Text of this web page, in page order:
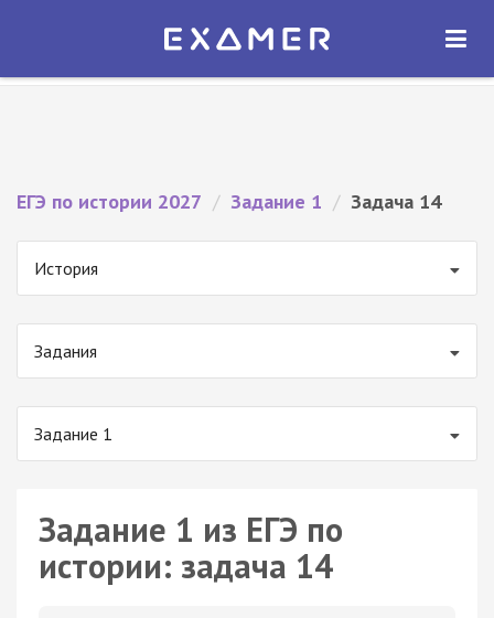
Экзамер — ЕГЭ 2027
ОТКРЫТЬ
ЕГЭ по истории 2027 / Задание 1 / Задача 14
История
Задания
Задание 1
Задание 1 из ЕГЭ по
истории: задача 14